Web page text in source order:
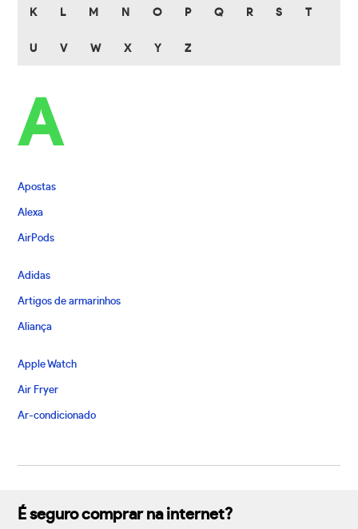
K L M N O P Q R S T
U V W X Y Z
A
Apostas
Alexa
AirPods
Adidas
Artigos de armarinhos
Aliança
Apple Watch
Air Fryer
Ar-condicionado
É seguro comprar na internet?